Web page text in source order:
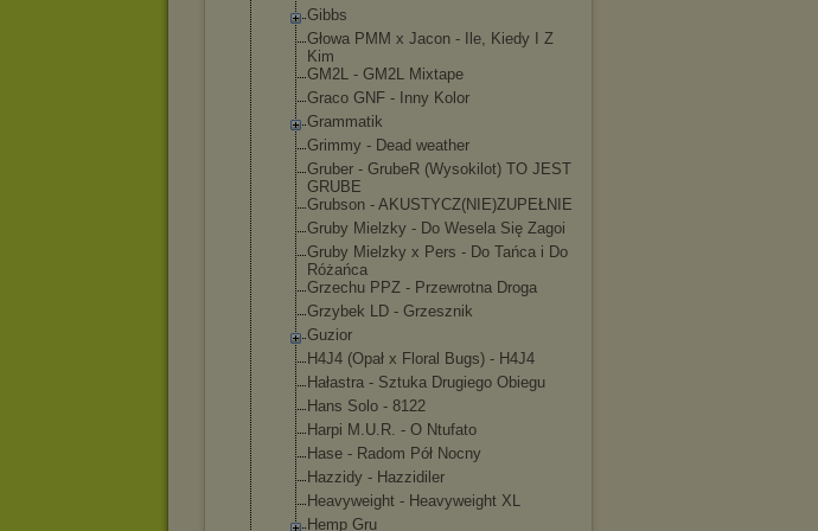
Gibbs
Głowa PMM x Jacon - Ile, Kiedy I Z
Kim
GM2L - GM2L Mixtape
Graco GNF - Inny Kolor
Grammatik
Grimmy - Dead weather
Gruber - GrubeR (Wysokilot) TO JEST
GRUBE
Grubson - AKUSTYCZ(NI E)ZUPEŁNIE
Gruby Mielzky - Do Wesela Się Zagoi
Gruby Mielzky x Pers - Do Tańca i Do
Różańca
Grzechu PPZ - Przewrotna Droga
Grzybek LD - Grzesznik
Guzior
H4J4 (Opał x Floral Bugs) - H4J4
Hałastra - Sztuka Drugiego Obiegu
Hans Solo - 8122
Harpi M.U.R. - O Ntufato
Hase - Radom Pół Nocny
Hazzidy - Hazzidiler
Heavyweight - Heavyweight XL
Hemp Gru